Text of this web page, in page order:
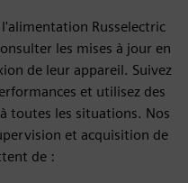
Russelectric
les mises à jour en
de leur appareil. Suivez
et utilisez des
toutes les situations. Nos
et acquisition de
de :